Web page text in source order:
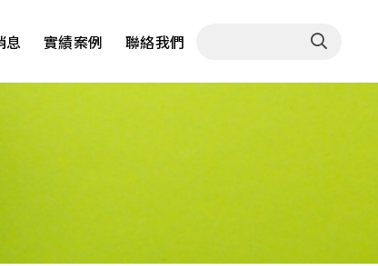
息 實績案例 聯絡我們